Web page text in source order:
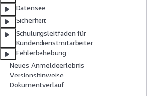
Datensee
Sicherheit
Schulungsleitfaden für
Kundendienstmitarbeiter
Fehlerbehebung
Neues Anmeldeerlebnis
Versionshinweise
Dokumentverlauf